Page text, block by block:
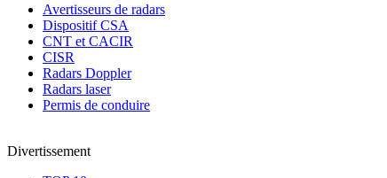
Avertisseurs de radars
Dispositif CSA
CNT et CACIR
CISR
Radars Doppler
Radars laser
Permis de conduire
Divertissement